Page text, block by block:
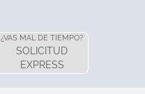
¿VAS MAL DE TIEMPO?
SOLICITUD
EXPRESS